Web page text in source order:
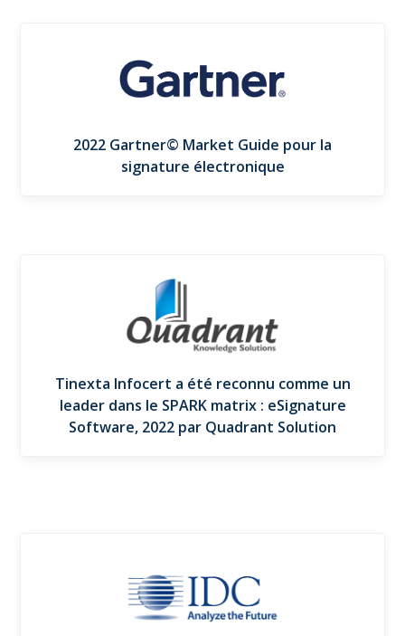
2022 Gartner© Market Guide pour la
signature électronique
Tinexta Infocert a été reconnu comme un
leader dans le SPARK matrix : eSignature
Software, 2022 par Quadrant Solution